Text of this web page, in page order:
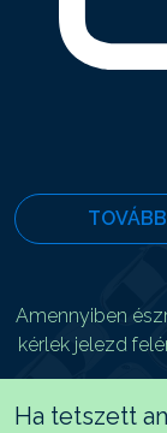
Amennyiben
kérlek jelezd
Ha tetszett